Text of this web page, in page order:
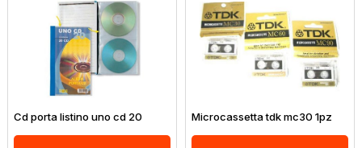
Cd porta listino uno cd 20 Microcassetta tdk mc30 1pz